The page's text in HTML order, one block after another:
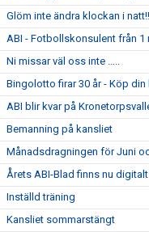
Glöm inte ändra klockan i
ABI - Fotbollskonsulent från 1
Ni missar väl oss inte …..
Bingolotto firar 30 år - Köp din
ABI blir kvar på
Bemanning på kansliet
Månadsdragningen för Juni
Årets ABI-Blad finns nu digitalt
Inställd träning
Kansliet sommarstängt